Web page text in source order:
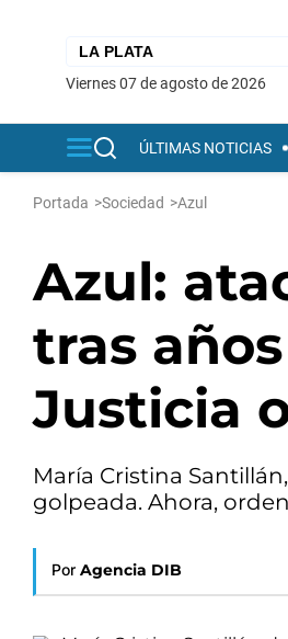
viernes 07 de agosto de 2026
ÚLTIMAS NOTICIAS
Portada >Sociedad >Azul
Azul:
tras
Justicia
María Cristina
golpeada. Ahora,
Por Agencia DIB